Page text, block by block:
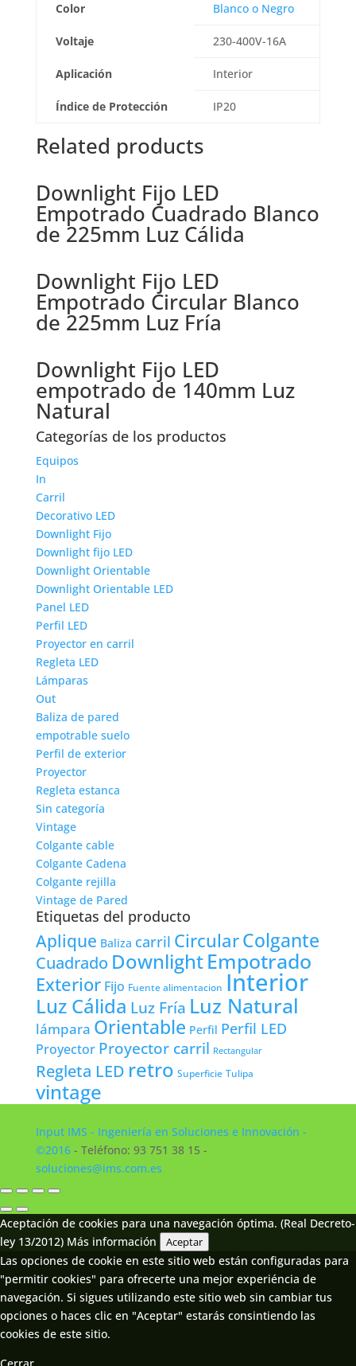
Color Blanco o Negro
Voltaje 230-400V-16A
Aplicación Interior
Índice de Protección IP20
Related products
Downlight Fijo LED
Empotrado Cuadrado Blanco
de 225mm Luz Cálida
Downlight Fijo LED
Empotrado Circular Blanco
de 225mm Luz Fría
Downlight Fijo LED
empotrado de 140mm Luz
Natural
Categorías de los productos
Equipos
In
Carril
Decorativo LED
Downlight Fijo
Downlight fijo LED
Downlight Orientable
Downlight Orientable LED
Panel LED
Perfil LED
Proyector en carril
Regleta LED
Lámparas
Out
Baliza de pared
empotrable suelo
Perfil de exterior
Proyector
Regleta estanca
Sin categoría
Vintage
Colgante cable
Colgante Cadena
Colgante rejilla
Vintage de Pared
Etiquetas del producto
Aplique Baliza carril CircularColgante
Cuadrado DownlightEmpotrado
Exterior Fijo Fuente alimentacion Interior
Luz Cálida Luz Fría Luz Natural
lámpara Orientable Perfil Perfil LED
Proyector Proyector carril Rectangular
Regleta LED retro Superficie Tulipa
vintage
Input IMS - Ingeniería en Soluciones e Innovación -
©2016- Teléfono: 93 751 38 15 -
soluciones@ims.com.es
Aceptación de cookies para una navegación óptima. (Real Decreto-
ley 13/2012) Más información Aceptar
Las opciones de cookie en este sitio web están configuradas para
"permitir cookies" para ofrecerte una mejor experiéncia de
navegación. Si sigues utilizando este sitio web sin cambiar tus
opciones o haces clic en "Aceptar" estarás consintiendo las
cookies de este sitio.